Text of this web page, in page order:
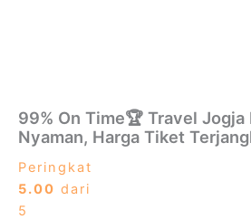
99% On Time🏆 Travel Jogja
Nyaman, Harga Tiket
Peringkat
5.00 dari
5